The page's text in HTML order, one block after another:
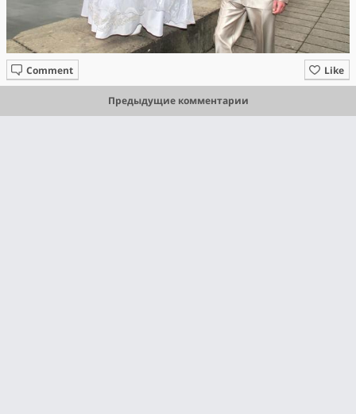
Like
Comment
Предыдущие комментарии